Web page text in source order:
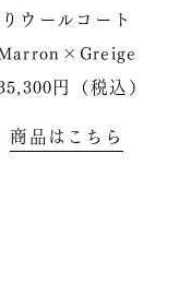
ウールコート
円（税込）
商品はこちら